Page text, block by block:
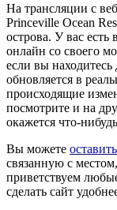
На трансляции с
Princeville Ocean
острова. У вас
онлайн со своего
если вы
обновляется в
происходящие
посмотрите и на
окажется что-
Вы можете
связанную с
приветствуем
сделать сайт